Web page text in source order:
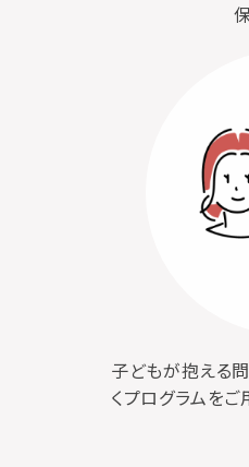
子どもが抱える
くプログラムをご